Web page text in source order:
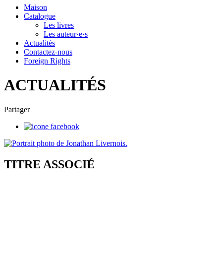
Maison
Catalogue
Les livres
Les auteur·e·s
Actualités
Contactez-nous
Foreign Rights
ACTUALITÉS
Partager
TITRE ASSOCIÉ